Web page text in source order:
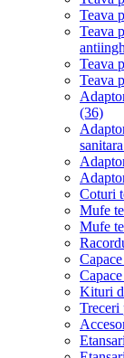
Teava
Teava
Teava
Teava
(36)
Coturi
Mufe
Mufe
Kituri
Treceri